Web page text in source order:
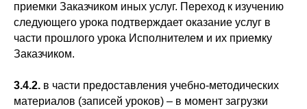
приемки Заказчиком иных услуг. Переход к изучению
следующего урока подтверждает оказание услуг в
части прошлого урока Исполнителем и их приемку
Заказчиком.
3.4.2. в части предоставления учебно-методических
материалов (записей уроков) – в момент загрузки